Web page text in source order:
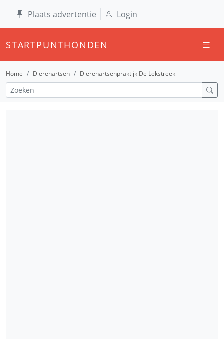
Plaats advertentie Login
STARTPUNTHONDEN
Home Dierenartsen Dierenartsenpraktijk De Lekstreek